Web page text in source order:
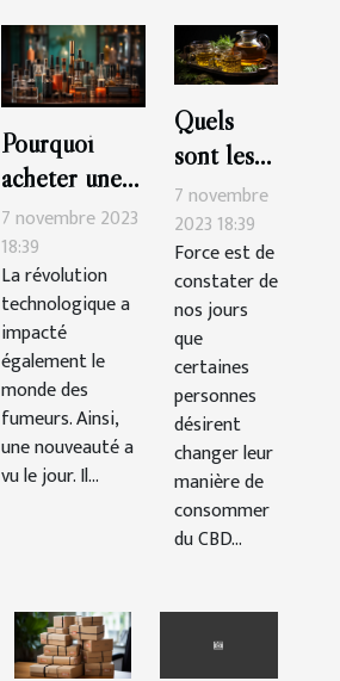
Pourquoi
acheter une
cigarette
électronique ?
7 novembre 2023
18:39
La révolution
technologique a
impacté
également le
monde des
fumeurs. Ainsi,
une nouveauté a
vu le jour. Il...
Quels
sont les
bienfaits
du thé au
CBD ?
7 novembre
2023 18:39
Force est de
constater de
nos jours
que
certaines
personnes
désirent
changer leur
manière de
consommer
du CBD...